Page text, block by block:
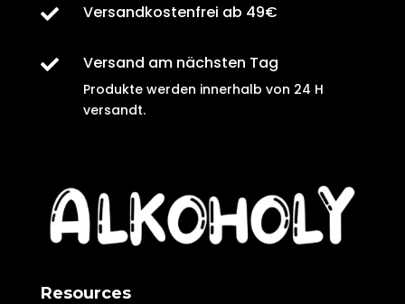
 Versandkostenfrei ab 49€
 Versand am nächsten Tag
Produkte werden innerhalb von 24 H
versandt.
Resources